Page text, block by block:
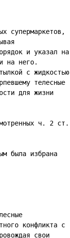
супермаркетов,
и указал на
на него.
с жидкостью
телесные
для жизни
ч. 2 ст.
была избрана
конфликта с
свои